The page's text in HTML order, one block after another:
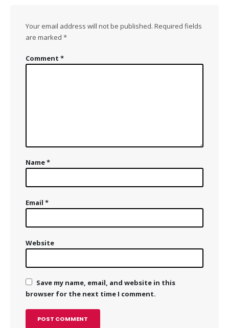
Your email address will not be published. Required fields
are marked *
Comment *
Name*
Email *
Website
Save my name, email, and website in this
browser for the next time I comment.
Domain Registration WebhostCost of website design